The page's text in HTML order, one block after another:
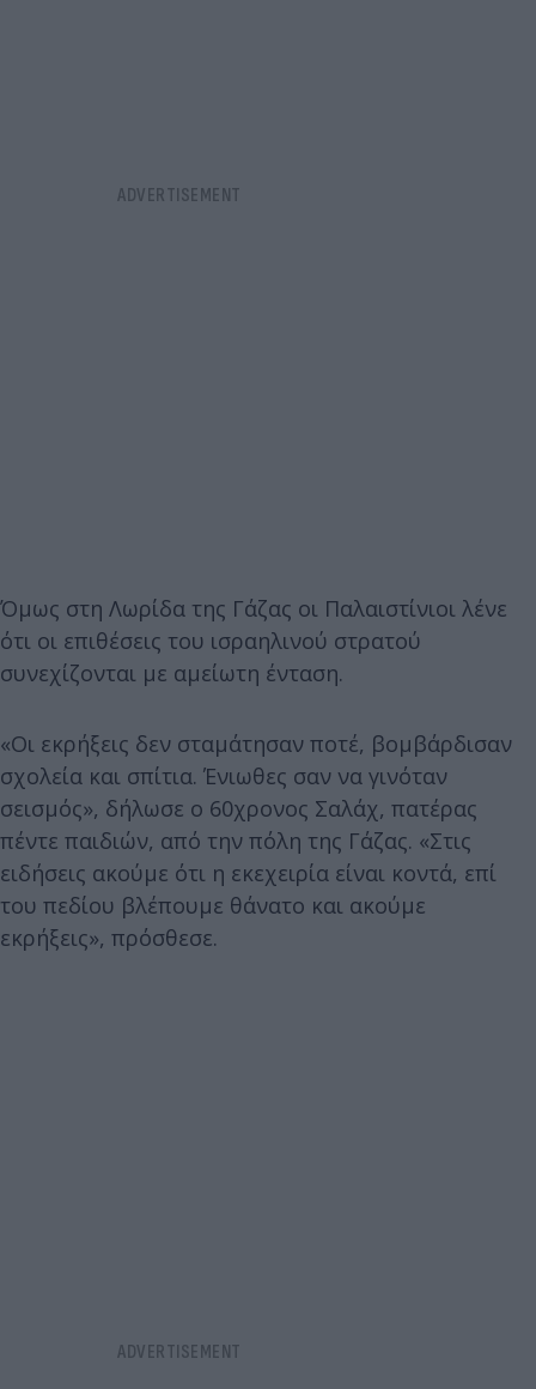
Όμως στη Λωρίδα της Γάζας οι Παλαιστίνιοι λένε
ότι οι επιθέσεις του ισραηλινού στρατού
συνεχίζονται με αμείωτη ένταση.
«Οι εκρήξεις δεν σταμάτησαν ποτέ, βομβάρδισαν
σχολεία και σπίτια. Ένιωθες σαν να γινόταν
σεισμός», δήλωσε ο 60χρονος Σαλάχ, πατέρας
πέντε παιδιών, από την πόλη της Γάζας. «Στις
ειδήσεις ακούμε ότι η εκεχειρία είναι κοντά, επί
του πεδίου βλέπουμε θάνατο και ακούμε
εκρήξεις», πρόσθεσε.